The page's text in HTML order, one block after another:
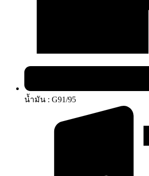
น้ำมัน : G91/95